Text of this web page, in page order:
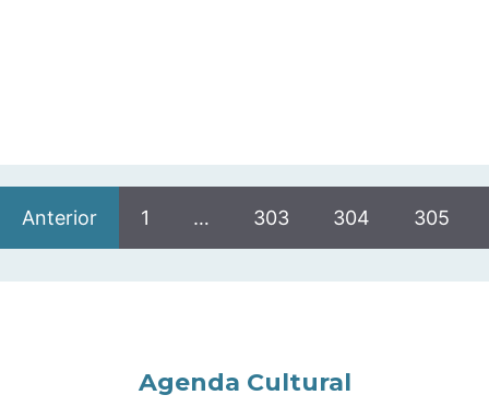
Anterior 1 … 303 304 305
Agenda Cultural